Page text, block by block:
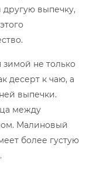
выпечку,
не только
десерт к чаю, а
выпечки.
между
Малиновый
более густую